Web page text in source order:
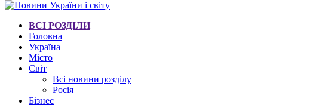
ВСІ РОЗДІЛИ
Головна
Україна
Місто
Світ
Всі новини розділу
Росія
Бізнес